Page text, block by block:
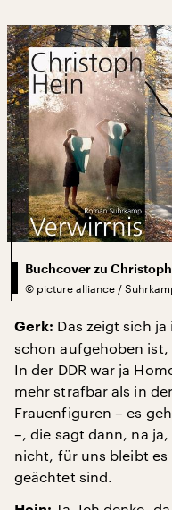
Buchcover zu
© picture alliance /
Gerk: Das zeigt sich ja
schon aufgehoben ist,
In der DDR war ja
mehr strafbar als in
Frauenfiguren – es
–, die sagt dann, na
nicht, für uns bleibt
geächtet sind.